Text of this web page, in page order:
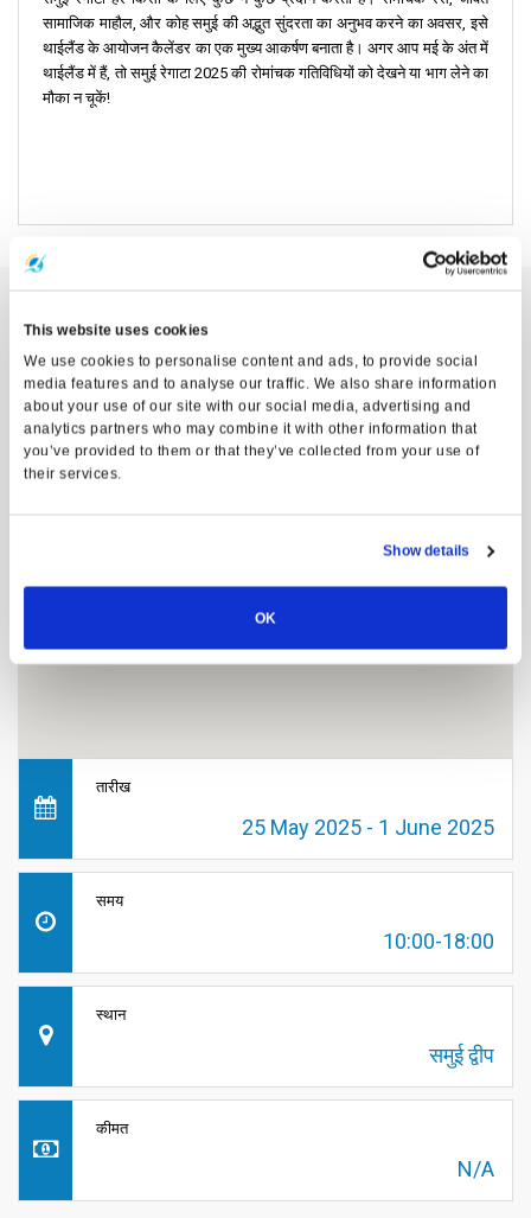
This website uses cookies
We use cookies to personalise content and ads, to provide social
media features and to analyse our traffic. We also share information
about your use of our site with our social media, advertising and
analytics partners who may combine it with other information that
you’ve provided to them or that they’ve collected from your use of
their services.
Show details
OK
सामाजिक माहौल, और कोह समुई की अद्भुत सुंदरता का अनुभव करने का अवसर, इसे
थाईलैंड के आयोजन कैलेंडर का एक मुख्य आकर्षण बनाता है। अगर आप मई के अंत में
थाईलैंड में हैं, तो समुई रेगाटा 2025 की रोमांचक गतिविधियों को देखने या भाग लेने का
मौका न चूकें!
तारीख
25 May 2025 - 1 June 2025
समय
10:00-18:00
स्थान
समुई द्वीप
कीमत
N/A